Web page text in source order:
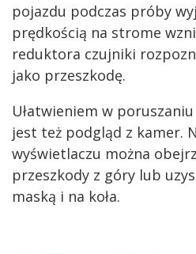
pojazdu podczas próby
prędkością na strome
reduktora czujniki
jako przeszkodę.
Ułatwieniem w
jest też podgląd z kamer.
wyświetlaczu można
przeszkody z góry lub
maską i na koła.